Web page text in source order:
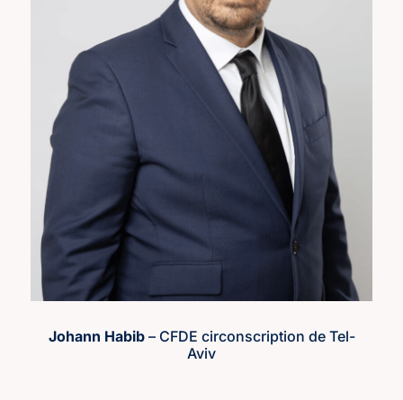
Johann Habib– CFDE circonscription de Tel-
Aviv